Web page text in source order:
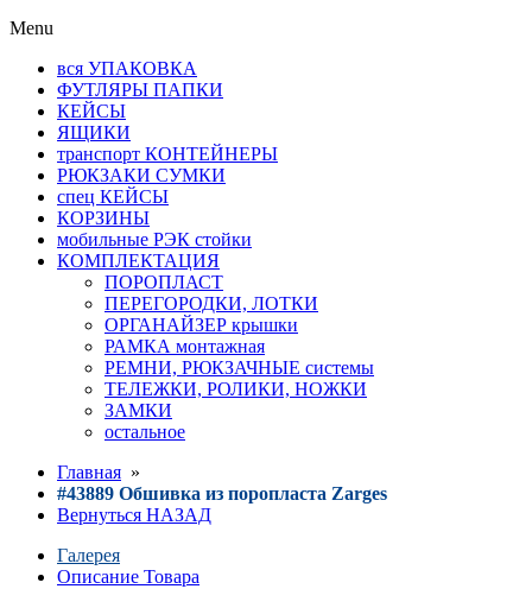
Menu
вся УПАКОВКА
ФУТЛЯРЫ ПАПКИ
КЕЙСЫ
ЯЩИКИ
транспорт КОНТЕЙНЕРЫ
РЮКЗАКИ СУМКИ
спец КЕЙСЫ
КОРЗИНЫ
мобильные РЭК стойки
КОМПЛЕКТАЦИЯ
ПОРОПЛАСТ
ПЕРЕГОРОДКИ, ЛОТКИ
ОРГАНАЙЗЕР крышки
РАМКА монтажная
РЕМНИ, РЮКЗАЧНЫЕ системы
ТЕЛЕЖКИ, РОЛИКИ, НОЖКИ
ЗАМКИ
остальное
Главная »
#43889 Обшивка из поропласта Zarges
Вернуться НАЗАД
Галерея
Описание Товара